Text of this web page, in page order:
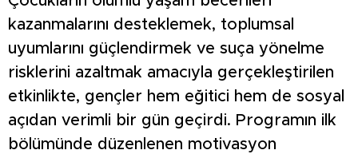
kazanmalarını desteklemek, toplumsal
uyumlarını güçlendirmek ve suça yönelme
risklerini azaltmak amacıyla gerçekleştirilen
etkinlikte, gençler hem eğitici hem de sosyal
açıdan verimli bir gün geçirdi. Programın ilk
bölümünde düzenlenen motivasyon